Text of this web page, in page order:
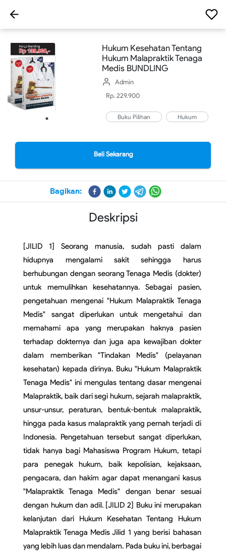
Hukum Kesehatan Tentang
Hukum Malapraktik Tenaga
Medis BUNDLING
Admin
Rp. 229.900
Buku Pilihan Hukum
Beli Sekarang
Bagikan:
Deskripsi
[JILID 1] Seorang manusia, sudah pasti dalam
hidupnya mengalami sakit sehingga harus
berhubungan dengan seorang Tenaga Medis (dokter)
untuk memulihkan kesehatannya. Sebagai pasien,
pengetahuan mengenai "Hukum Malapraktik Tenaga
Medis" sangat diperlukan untuk mengetahui dan
memahami apa yang merupakan haknya pasien
terhadap dokternya dan juga apa kewajiban dokter
dalam memberikan "Tindakan Medis" (pelayanan
kesehatan) kepada dirinya. Buku "Hukum Malapraktik
Tenaga Medis" ini mengulas tentang dasar mengenai
Malapraktik, baik dari segi hukum, sejarah malapraktik,
unsur-unsur, peraturan, bentuk-bentuk malapraktik,
hingga pada kasus malapraktik yang pernah terjadi di
Indonesia. Pengetahuan tersebut sangat diperlukan,
tidak hanya bagi Mahasiswa Program Hukum, tetapi
para penegak hukum, baik kepolisian, kejaksaan,
pengacara, dan hakim agar dapat menangani kasus
"Malapraktik Tenaga Medis" dengan benar sesuai
dengan hukum dan adil. [JILID 2] Buku ini merupakan
kelanjutan dari Hukum Kesehatan Tentang Hukum
Malapraktik Tenaga Medis Jilid 1 yang berisi bahasan
yang lebih luas dan mendalam. Pada buku ini, berbagai